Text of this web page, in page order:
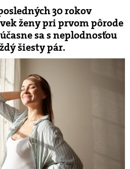
30 rokov
ženy pri prvom pôrode
sa s neplodnosťou
šiesty pár.